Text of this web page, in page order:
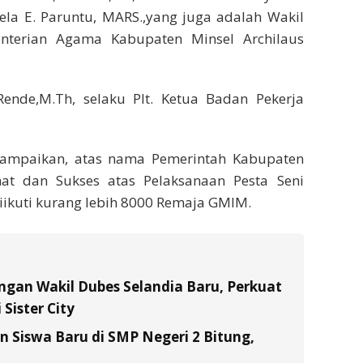
E. Paruntu, MARS.,yang juga adalah Wakil
Agama Kabupaten Minsel Archilaus
selaku Plt. Ketua Badan Pekerja
atas nama Pemerintah Kabupaten
dan Sukses atas Pelaksanaan Pesta Seni
kurang lebih 8000 Remaja GMIM.
Wakil Dubes Selandia Baru, Perkuat
Sister City
Siswa Baru di SMP Negeri 2 Bitung,